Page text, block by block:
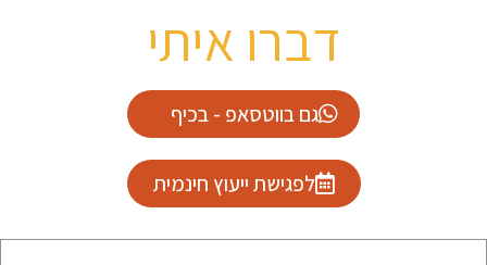
דברו איתי
גם בווטסאפ - בכיף
לפגישת ייעוץ חינמית